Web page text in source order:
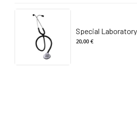
Special
20,00€